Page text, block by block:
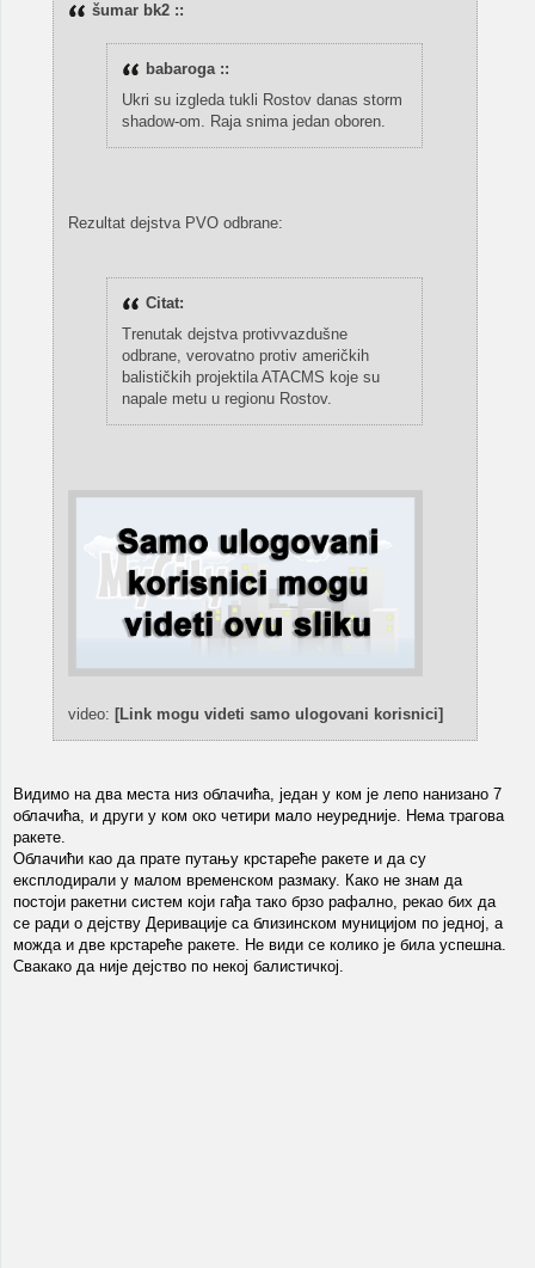
šumar bk2 ::
babaroga ::
Ukri su izgleda tukli Rostov danas storm
shadow-om. Raja snima jedan oboren.
Rezultat dejstva PVO odbrane:
Citat:
Trenutak dejstva protivvazdušne
odbrane, verovatno protiv američkih
balističkih projektila ATACMS koje su
napale metu u regionu Rostov.
video: [Link mogu videti samo ulogovani korisnici]
Видимо на два места низ облачића, један у ком је лепо нанизано 7
облачића, и други у ком око четири мало неуредније. Нема трагова
ракете.
Облачићи као да прате путању крстареће ракете и да су
експлодирали у малом временском размаку. Како не знам да
постоји ракетни систем који гађа тако брзо рафално, рекао бих да
се ради о дејству Деривације са близинском муницијом по једној, а
можда и две крстареће ракете. Не види се колико је била успешна.
Свакако да није дејство по некој балистичкој.